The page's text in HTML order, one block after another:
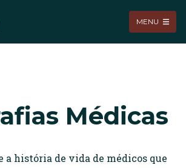
MENU
Médicas
a história de vida de médicos que